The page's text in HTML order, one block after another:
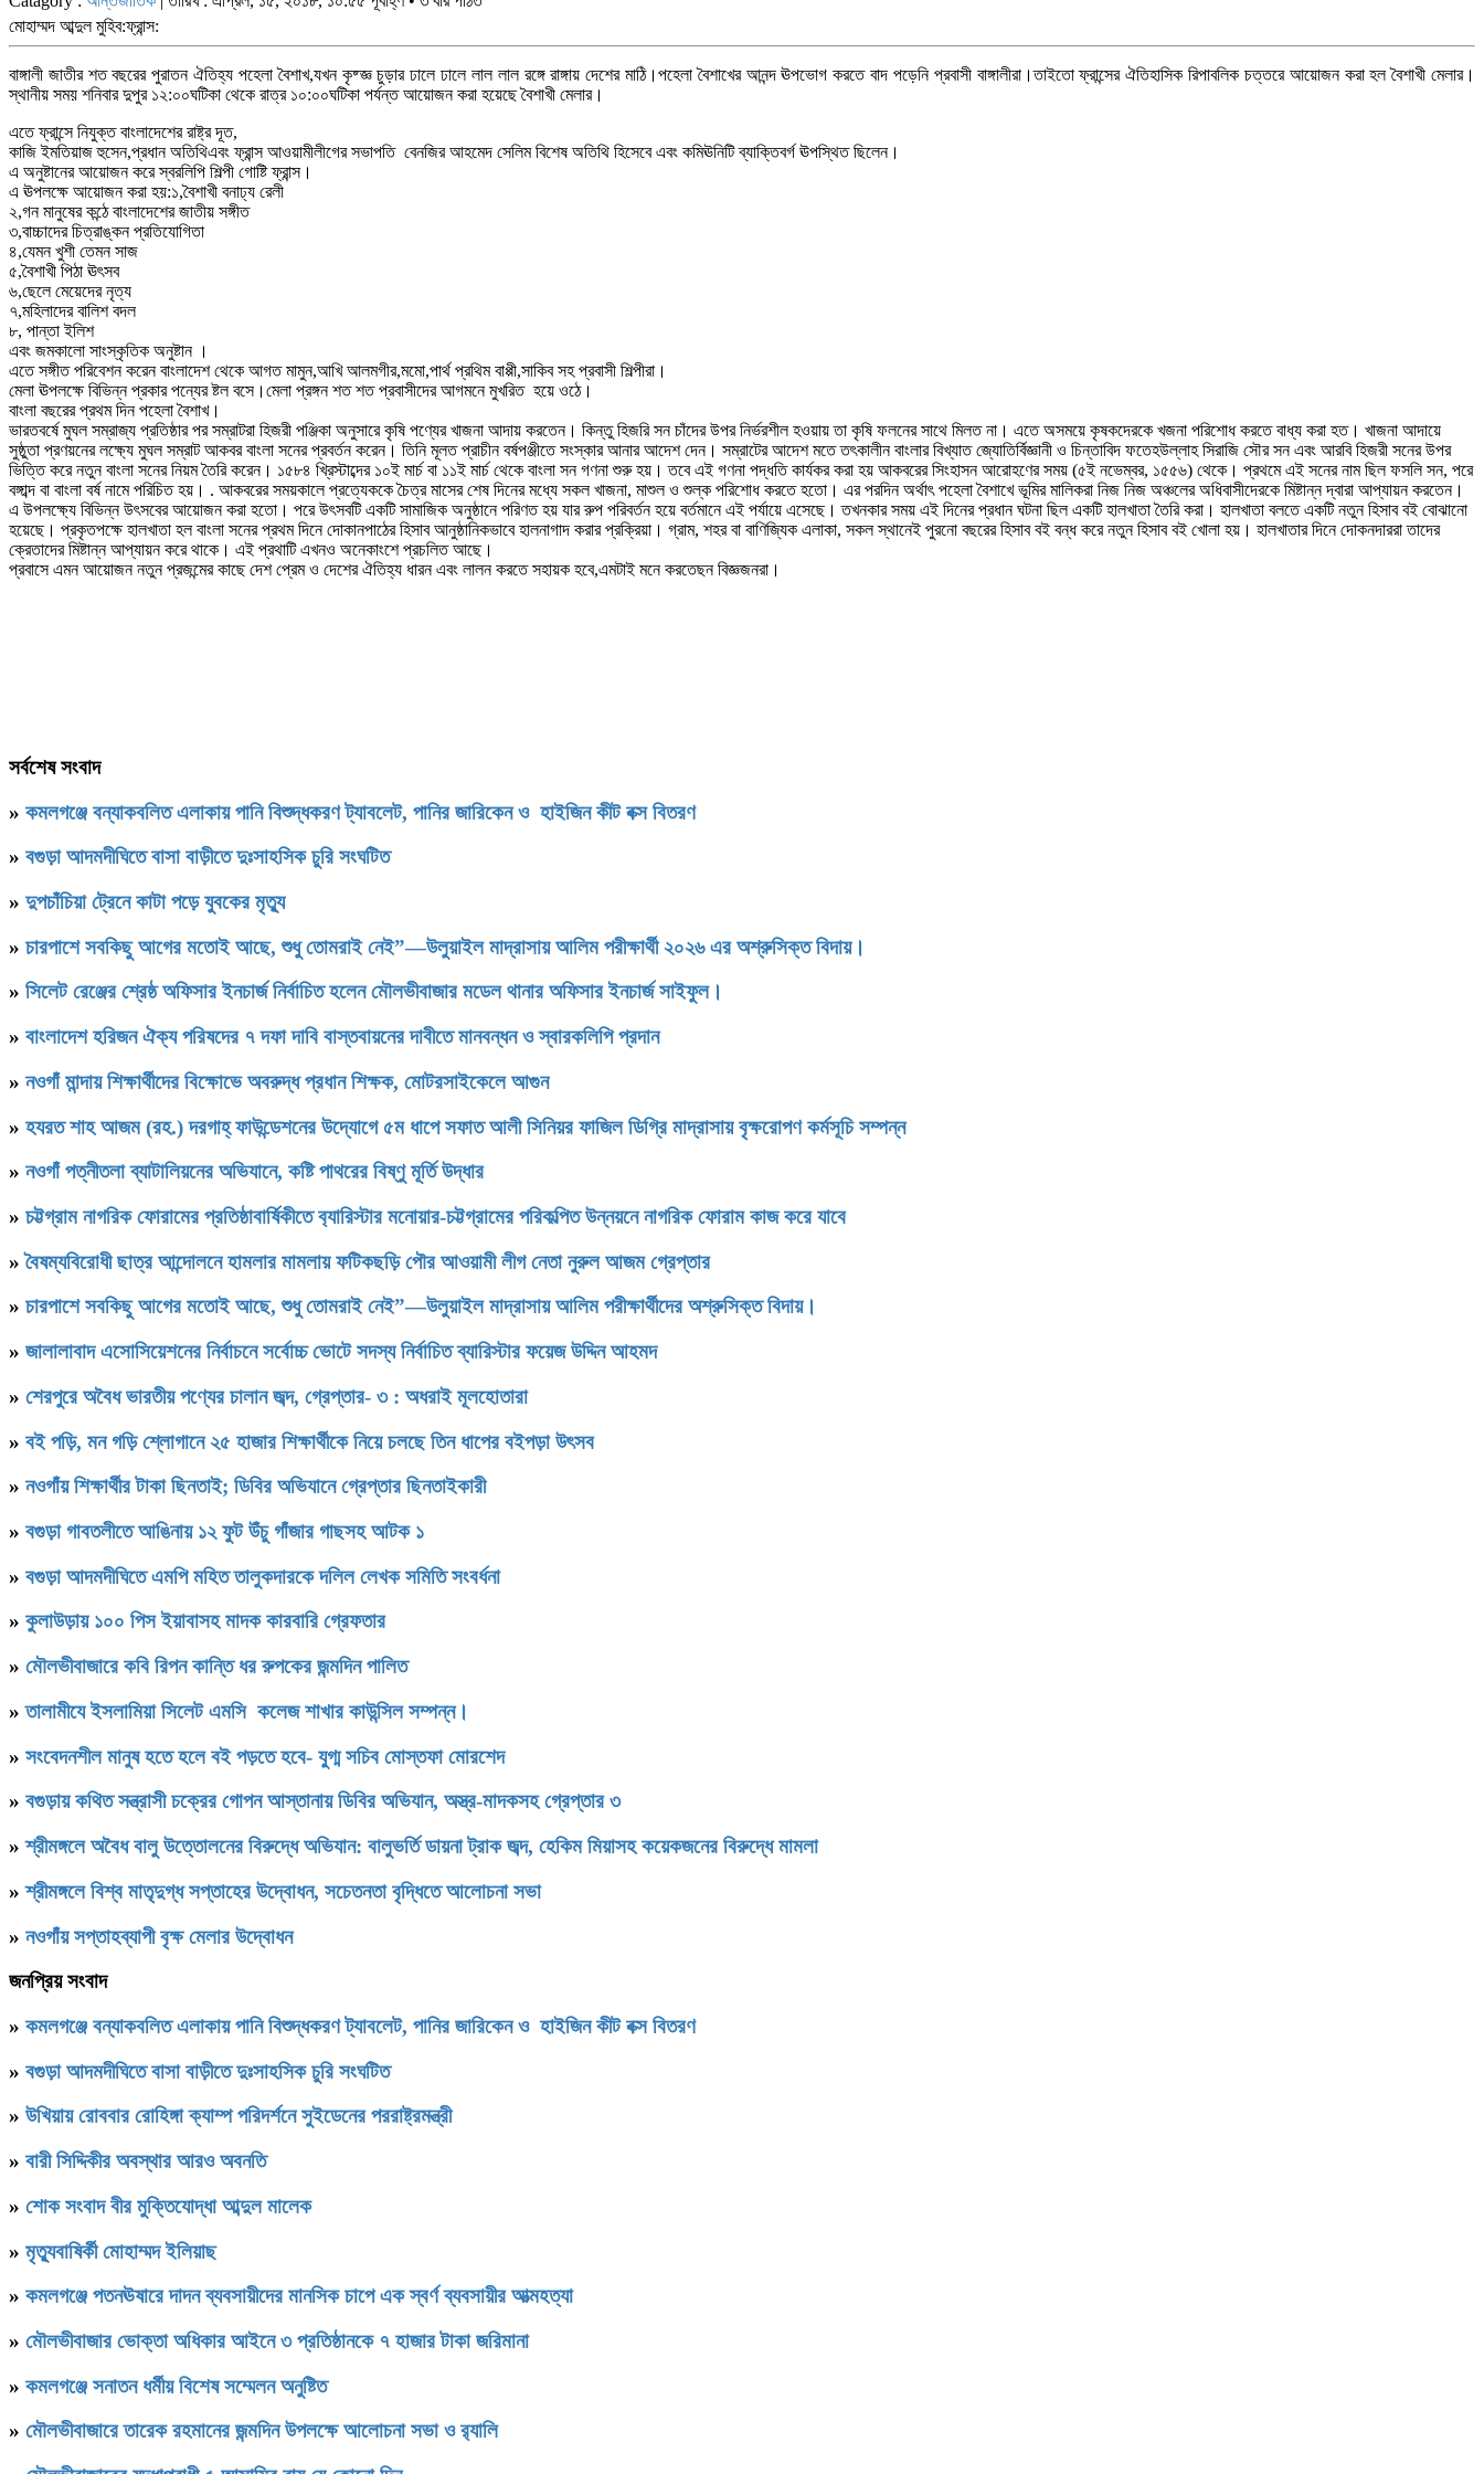
মোহাম্মদ আব্দুল মুহিব:ফ্রান্স:
বাঙ্গালী জাতীর শত বছরের পুরাতন ঐতিহ্য পহেলা বৈশাখ,যখন কৃষ্জ্ঞ চুড়ার ঢালে ঢালে লাল লাল রঙ্গে রাঙ্গায় দেশের মাঠি।পহেলা বৈশাখের আনন্দ ঊপভোগ করতে বাদ পড়েনি প্রবাসী বাঙ্গালীরা।তাইতো ফ্রান্সের ঐতিহাসিক রিপাবলিক চত্তরে আয়োজন করা হল বৈশাখী মেলার।
স্থানীয় সময় শনিবার দুপুর ১২:০০ঘটিকা থেকে রাত্র ১০:০০ঘটিকা পর্যন্ত আয়োজন করা হয়েছে বৈশাখী মেলার।
এতে ফ্রান্সে নিযুক্ত বাংলাদেশের রাষ্ট্র দূত,
কাজি ইমতিয়াজ হুসেন,প্রধান অতিথিএবং ফ্রান্স আওয়ামীলীগের সভাপতি বেনজির আহমেদ সেলিম বিশেষ অতিথি হিসেবে এবং কমিঊনিটি ব্যাক্তিবর্গ ঊপস্থিত ছিলেন।
এ অনুষ্টানের আয়োজন করে স্বরলিপি শিল্পী গোষ্টি ফ্রান্স।
এ ঊপলক্ষে আয়োজন করা হয়:১,বৈশাখী বনাঢ্য রেলী
২,গন মানুষের কন্ঠে বাংলাদেশের জাতীয় সঙ্গীত
৩,বাচ্চাদের চিত্রাঙ্কন প্রতিযোগিতা
৪,যেমন খুশী তেমন সাজ
৫,বৈশাখী পিঠা ঊৎসব
৬,ছেলে মেয়েদের নৃত্য
৭,মহিলাদের বালিশ বদল
৮, পান্তা ইলিশ
এবং জমকালো সাংস্কৃতিক অনুষ্টান ।
এতে সঙ্গীত পরিবেশন করেন বাংলাদেশ থেকে আগত মামুন,আখি আলমগীর,মমো,পার্থ প্রথিম বাপ্পী,সাকিব সহ প্রবাসী শিল্পীরা।
মেলা ঊপলক্ষে বিভিন্ন প্রকার পন্যের ষ্টল বসে।মেলা প্রঙ্গন শত শত প্রবাসীদের আগমনে মুখরিত হয়ে ওঠে।
বাংলা বছরের প্রথম দিন পহেলা বৈশাখ।
ভারতবর্ষে মুঘল সম্রাজ্য প্রতিষ্ঠার পর সম্রাটরা হিজরী পঞ্জিকা অনুসারে কৃষি পণ্যের খাজনা আদায় করতেন। কিন্তু হিজরি সন চাঁদের উপর নির্ভরশীল হওয়ায় তা কৃষি ফলনের সাথে মিলত না। এতে অসময়ে কৃষকদেরকে খজনা পরিশোধ করতে বাধ্য করা হত। খাজনা আদায়ে
সুষ্ঠুতা প্রণয়নের লক্ষ্যে মুঘল সম্রাট আকবর বাংলা সনের প্রবর্তন করেন। তিনি মূলত প্রাচীন বর্ষপঞ্জীতে সংস্কার আনার আদেশ দেন। সম্রাটের আদেশ মতে তৎকালীন বাংলার বিখ্যাত জ্যোতির্বিজ্ঞানী ও চিন্তাবিদ ফতেহউল্লাহ সিরাজি সৌর সন এবং আরবি হিজরী সনের উপর
ভিত্তি করে নতুন বাংলা সনের নিয়ম তৈরি করেন। ১৫৮৪ খ্রিস্টাব্দের ১০ই মার্চ বা ১১ই মার্চ থেকে বাংলা সন গণনা শুরু হয়। তবে এই গণনা পদ্ধতি কার্যকর করা হয় আকবরের সিংহাসন আরোহণের সময় (৫ই নভেম্বর, ১৫৫৬) থেকে। প্রথমে এই সনের নাম ছিল ফসলি সন, পরে
বঙ্গাব্দ বা বাংলা বর্ষ নামে পরিচিত হয়। . আকবরের সময়কালে প্রত্যেককে চৈত্র মাসের শেষ দিনের মধ্যে সকল খাজনা, মাশুল ও শুল্ক পরিশোধ করতে হতো। এর পরদিন অর্থাৎ পহেলা বৈশাখে ভূমির মালিকরা নিজ নিজ অঞ্চলের অধিবাসীদেরকে মিষ্টান্ন দ্বারা আপ্যায়ন করতেন।
এ উপলক্ষ্যে বিভিন্ন উৎসবের আয়োজন করা হতো। পরে উৎসবটি একটি সামাজিক অনুষ্ঠানে পরিণত হয় যার রুপ পরিবর্তন হয়ে বর্তমানে এই পর্যায়ে এসেছে। তখনকার সময় এই দিনের প্রধান ঘটনা ছিল একটি হালখাতা তৈরি করা। হালখাতা বলতে একটি নতুন হিসাব বই বোঝানো
হয়েছে। প্রকৃতপক্ষে হালখাতা হল বাংলা সনের প্রথম দিনে দোকানপাঠের হিসাব আনুষ্ঠানিকভাবে হালনাগাদ করার প্রক্রিয়া। গ্রাম, শহর বা বাণিজ্যিক এলাকা, সকল স্থানেই পুরনো বছরের হিসাব বই বন্ধ করে নতুন হিসাব বই খোলা হয়। হালখাতার দিনে দোকনদাররা তাদের
ক্রেতাদের মিষ্টান্ন আপ্যায়ন করে থাকে। এই প্রথাটি এখনও অনেকাংশে প্রচলিত আছে।
প্রবাসে এমন আয়োজন নতুন প্রজন্মের কাছে দেশ প্রেম ও দেশের ঐতিহ্য ধারন এবং লালন করতে সহায়ক হবে,এমটাই মনে করতেছন বিজ্ঞজনরা।
সর্বশেষ সংবাদ
» কমলগঞ্জে বন্যাকবলিত এলাকায় পানি বিশুদ্ধকরণ ট্যাবলেট, পানির জারিকেন ও হাইজিন কীট বক্স বিতরণ
» বগুড়া আদমদীঘিতে বাসা বাড়ীতে দুঃসাহসিক চুরি সংঘটিত
» দুপচাঁচিয়া ট্রেনে কাটা পড়ে যুবকের মৃত্যু
» চারপাশে সবকিছু আগের মতোই আছে, শুধু তোমরাই নেই”—উলুয়াইল মাদ্রাসায় আলিম পরীক্ষার্থী ২০২৬ এর অশ্রুসিক্ত বিদায়।
» সিলেট রেঞ্জের শ্রেষ্ঠ অফিসার ইনচার্জ নির্বাচিত হলেন মৌলভীবাজার মডেল থানার অফিসার ইনচার্জ সাইফুল।
» বাংলাদেশ হরিজন ঐক্য পরিষদের ৭ দফা দাবি বাস্তবায়নের দাবীতে মানবন্ধন ও স্বারকলিপি প্রদান
» নওগাঁ মান্দায় শিক্ষার্থীদের বিক্ষোভে অবরুদ্ধ প্রধান শিক্ষক, মোটরসাইকেলে আগুন
» হযরত শাহ আজম (রহ.) দরগাহ্ ফাউন্ডেশনের উদ্যোগে ৫ম ধাপে সফাত আলী সিনিয়র ফাজিল ডিগ্রি মাদ্রাসায় বৃক্ষরোপণ কর্মসূচি সম্পন্ন
» নওগাঁ পত্নীতলা ব্যাটালিয়নের অভিযানে, কষ্টি পাথরের বিষ্ণু মূর্তি উদ্ধার
» চট্টগ্রাম নাগরিক ফোরামের প্রতিষ্ঠাবার্ষিকীতে ব‍্যারিস্টার মনোয়ার-চট্টগ্রামের পরিকল্পিত উন্নয়নে নাগরিক ফোরাম কাজ করে যাবে
»বৈষম্যবিরোধী ছাত্র আন্দোলনে হামলার মামলায় ফটিকছড়ি পৌর আওয়ামী লীগ নেতা নুরুল আজম গ্রেপ্তার
» চারপাশে সবকিছু আগের মতোই আছে, শুধু তোমরাই নেই”—উলুয়াইল মাদ্রাসায় আলিম পরীক্ষার্থীদের অশ্রুসিক্ত বিদায়।
» জালালাবাদ এসোসিয়েশনের নির্বাচনে সর্বোচ্চ ভোটে সদস্য নির্বাচিত ব্যারিস্টার ফয়েজ উদ্দিন আহমদ
» শেরপুরে অবৈধ ভারতীয় পণ্যের চালান জব্দ, গ্রেপ্তার- ৩ : অধরাই মূলহোতারা
» বই পড়ি, মন গড়ি শ্লোগানে ২৫ হাজার শিক্ষার্থীকে নিয়ে চলছে তিন ধাপের বইপড়া উৎসব
» নওগাঁয় শিক্ষার্থীর টাকা ছিনতাই; ডিবির অভিযানে গ্রেপ্তার ছিনতাইকারী
» বগুড়া গাবতলীতে আঙিনায় ১২ ফুট উঁচু গাঁজার গাছসহ আটক ১
» বগুড়া আদমদীঘিতে এমপি মহিত তালুকদারকে দলিল লেখক সমিতি সংবর্ধনা
» কুলাউড়ায় ১০০ পিস ইয়াবাসহ মাদক কারবারি গ্রেফতার
» মৌলভীবাজারে কবি রিপন কান্তি ধর রুপকের জন্মদিন পালিত
»তালামীযে ইসলামিয়া সিলেট এমসি কলেজ শাখার কাউন্সিল সম্পন্ন।
» সংবেদনশীল মানুষ হতে হলে বই পড়তে হবে- যু্গ্ম সচিব মোস্তফা মোরশেদ
» বগুড়ায় কথিত সন্ত্রাসী চক্রের গোপন আস্তানায় ডিবির অভিযান, অস্ত্র-মাদকসহ গ্রেপ্তার ৩
»শ্রীমঙ্গলে অবৈধ বালু উত্তোলনের বিরুদ্ধে অভিযান: বালুভর্তি ডায়না ট্রাক জব্দ, হেকিম মিয়াসহ কয়েকজনের বিরুদ্ধে মামলা
»শ্রীমঙ্গলে বিশ্ব মাতৃদুগ্ধ সপ্তাহের উদ্বোধন, সচেতনতা বৃদ্ধিতে আলোচনা সভা
» নওগাঁয় সপ্তাহব্যাপী বৃক্ষ মেলার উদ্বোধন
জনপ্রিয় সংবাদ
» কমলগঞ্জে বন্যাকবলিত এলাকায় পানি বিশুদ্ধকরণ ট্যাবলেট, পানির জারিকেন ও হাইজিন কীট বক্স বিতরণ
» বগুড়া আদমদীঘিতে বাসা বাড়ীতে দুঃসাহসিক চুরি সংঘটিত
» উখিয়ায় রোববার রোহিঙ্গা ক্যাম্প পরিদর্শনে সুইডেনের পররাষ্ট্রমন্ত্রী
» বারী সিদ্দিকীর অবস্থার আরও অবনতি
» শোক সংবাদ বীর মুক্তিযোদ্ধা আব্দুল মালেক
» মৃত্যুবাষির্কী মোহাম্মদ ইলিয়াছ
» কমলগঞ্জে পতনঊষারে দাদন ব্যবসায়ীদের মানসিক চাপে এক স্বর্ণ ব্যবসায়ীর আত্মহত্যা
» মৌলভীবাজার ভোক্তা অধিকার আইনে ৩ প্রতিষ্ঠানকে ৭ হাজার টাকা জরিমানা
» কমলগঞ্জে সনাতন ধর্মীয় বিশেষ সম্মেলন অনুষ্টিত
» মৌলভীবাজারে তারেক রহমানের জন্মদিন উপলক্ষে আলোচনা সভা ও র‌্যালি